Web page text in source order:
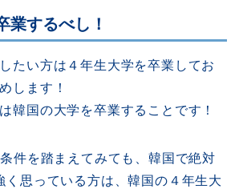
業するべし！
たい方は４年生大学を卒業してお
します！
韓国の大学を卒業することです！
件を踏まえてみても、韓国で絶対
く思っている方は、韓国の４年生大